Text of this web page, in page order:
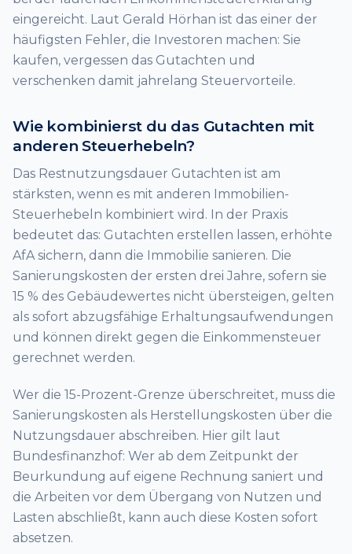
eingereicht. Laut Gerald Hörhan ist das einer der
häufigsten Fehler, die Investoren machen: Sie
kaufen, vergessen das Gutachten und
verschenken damit jahrelang Steuervorteile.
Wie kombinierst du das Gutachten mit
anderen Steuerhebeln?
Das Restnutzungsdauer Gutachten ist am
stärksten, wenn es mit anderen Immobilien-
Steuerhebeln kombiniert wird. In der Praxis
bedeutet das: Gutachten erstellen lassen, erhöhte
AfA sichern, dann die Immobilie sanieren. Die
Sanierungskosten der ersten drei Jahre, sofern sie
15 % des Gebäudewertes nicht übersteigen, gelten
als sofort abzugsfähige Erhaltungsaufwendungen
und können direkt gegen die Einkommensteuer
gerechnet werden.
Wer die 15-Prozent-Grenze überschreitet, muss die
Sanierungskosten als Herstellungskosten über die
Nutzungsdauer abschreiben. Hier gilt laut
Bundesfinanzhof: Wer ab dem Zeitpunkt der
Beurkundung auf eigene Rechnung saniert und
die Arbeiten vor dem Übergang von Nutzen und
Lasten abschließt, kann auch diese Kosten sofort
absetzen.